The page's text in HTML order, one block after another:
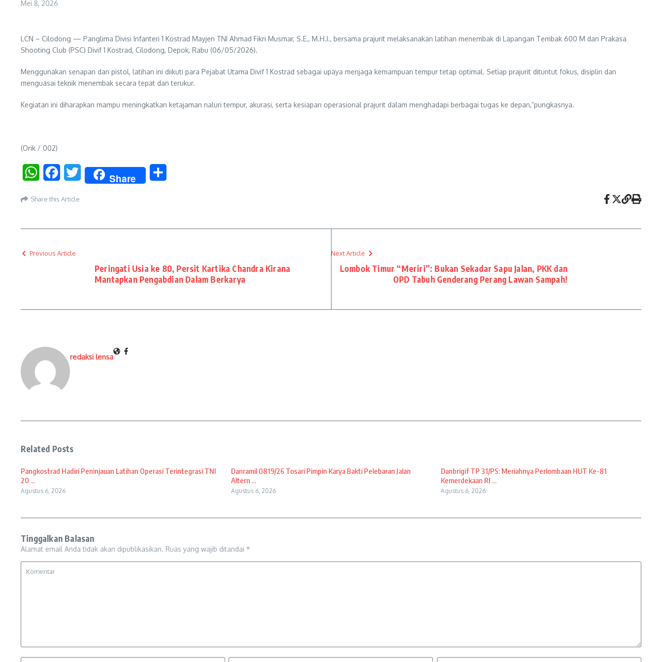
Mei 8, 2026
LCN – Cilodong — Panglima Divisi Infanteri 1 Kostrad Mayjen TNI Ahmad Fikri Musmar, S.E., M.H.I., bersama prajurit melaksanakan latihan menembak di Lapangan Tembak 600 M dan Prakasa
Shooting Club (PSC) Divif 1 Kostrad, Cilodong, Depok, Rabu (06/05/2026).
Menggunakan senapan dan pistol, latihan ini diikuti para Pejabat Utama Divif 1 Kostrad sebagai upaya menjaga kemampuan tempur tetap optimal. Setiap prajurit dituntut fokus, disiplin dan
menguasai teknik menembak secara tepat dan terukur.
Kegiatan ini diharapkan mampu meningkatkan ketajaman naluri tempur, akurasi, serta kesiapan operasional prajurit dalam menghadapi berbagai tugas ke depan,”pungkasnya.
(Orik / 002)
WhatsAppFacebookTwitter Share
Share this Article
Previous Article
Peringati Usia ke 80, Persit Kartika Chandra Kirana
Mantapkan Pengabdian Dalam Berkarya
Next Article
Lombok Timur “Meriri”: Bukan Sekadar Sapu Jalan, PKK dan
OPD Tabuh Genderang Perang Lawan Sampah!
redaksi lensa
Related Posts
Pangkostrad Hadiri Peninjauan Latihan Operasi Terintegrasi TNI
20 ...
Agustus 6, 2026
Danramil 0819/26 Tosari Pimpin Karya Bakti Pelebaran Jalan
Altern ...
Agustus 6, 2026
Danbrigif TP 31/PS: Meriahnya Perlombaan HUT Ke-81
Kemerdekaan RI ...
Agustus 6, 2026
Tinggalkan Balasan
Alamat email Anda tidak akan dipublikasikan. Ruas yang wajib ditandai *